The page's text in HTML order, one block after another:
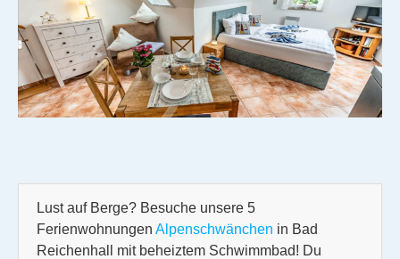
Lust auf Berge? Besuche unsere 5
Ferienwohnungen Alpenschwänchen in Bad
Reichenhall mit beheiztem Schwimmbad! Du